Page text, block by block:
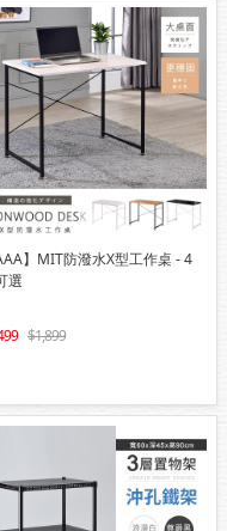
】MIT防潑水X型工作桌 - 4
選
1,899